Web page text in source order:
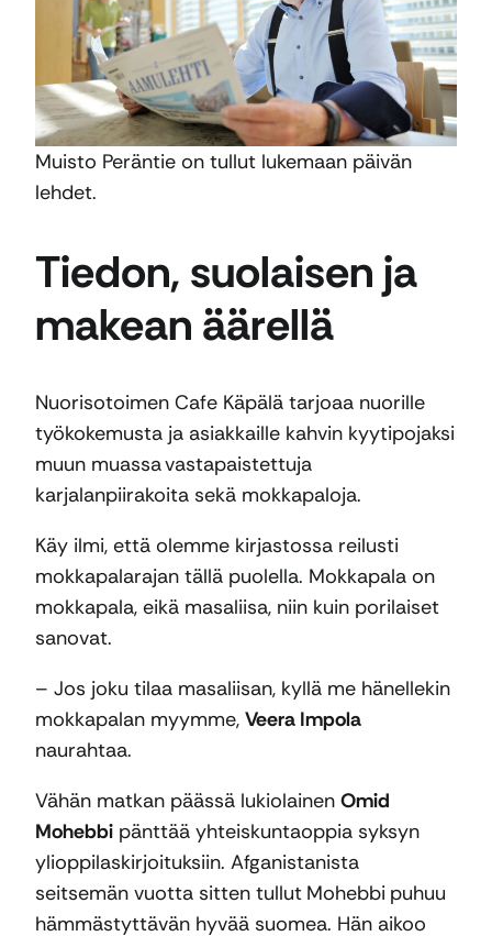
Muisto Peräntie on tullut lukemaan päivän
lehdet.
Tiedon, suolaisen ja
makean äärellä
Nuorisotoimen Cafe Käpälä tarjoaa nuorille
työkokemusta ja asiakkaille kahvin kyytipojaksi
muun muassa vastapaistettuja
karjalanpiirakoita sekä mokkapaloja.
Käy ilmi, että olemme kirjastossa reilusti
mokkapalarajan tällä puolella. Mokkapala on
mokkapala, eikä masaliisa, niin kuin porilaiset
sanovat.
– Jos joku tilaa masaliisan, kyllä me hänellekin
mokkapalan myymme, Veera Impola
naurahtaa.
Vähän matkan päässä lukiolainen Omid
Mohebbi pänttää yhteiskuntaoppia syksyn
ylioppilaskirjoituksiin. Afganistanista
seitsemän vuotta sitten tullut Mohebbi puhuu
hämmästyttävän hyvää suomea. Hän aikoo